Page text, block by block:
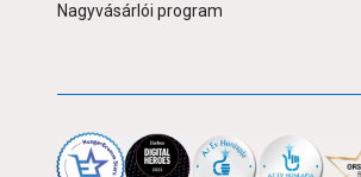
Nagyvásárlói program